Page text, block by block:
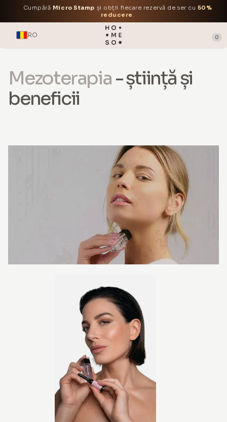
Cumpără Micro Stamp și obții fiecare rezervă de ser cu 50%
reducere .
RO 0
Mezoterapia - știință și
beneficii